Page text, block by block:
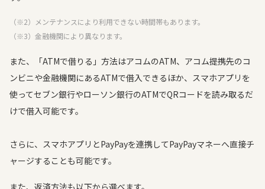
（※2）メンテナンスにより利用できない時間帯もあります。
（※3）金融機関により異なります。
また、「ATMで借りる」方法はアコムのATM、アコム提携先のコ
ンビニや金融機関にあるATMで借入できるほか、スマホアプリを
使ってセブン銀行やローソン銀行のATMでQRコードを読み取るだ
けで借入可能です。
さらに、スマホアプリとPayPayを連携してPayPayマネーへ直接チ
ャージすることも可能です。
また、返済方法も以下から選べます。